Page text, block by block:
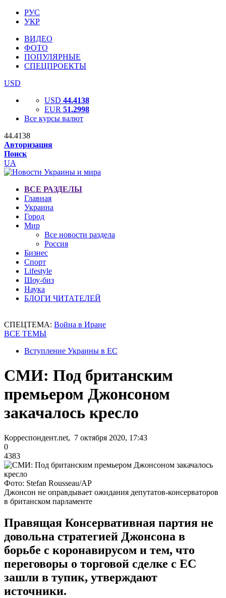
РУС
УКР
ВИДЕО
ФОТО
ПОПУЛЯРНЫЕ
СПЕЦПРОЕКТЫ
USD
USD 44.4138
EUR 51.2998
Все курсы валют
44.4138
Авторизация
Поиск
UA
ВСЕ РАЗДЕЛЫ
Главная
Украина
Город
Мир
Все новости раздела
Россия
Бизнес
Спорт
Lifestyle
Шоу-биз
Наука
БЛОГИ ЧИТАТЕЛЕЙ
СПЕЦТЕМА: Война в Иране
ВСЕ ТЕМЫ
Вступление Украины в ЕС
СМИ: Под британским
премьером Джонсоном
закачалось кресло
Корреспондент.net, 7 октября 2020, 17:43
0
4383
Фото: Stefan Rousseau/AP
Джонсон не оправдывает ожидания депутатов-консерваторов
в британском парламенте
Правящая Консервативная партия не
довольна стратегией Джонсона в
борьбе с коронавирусом и тем, что
переговоры о торговой сделке с ЕС
зашли в тупик, утверждают
источники.